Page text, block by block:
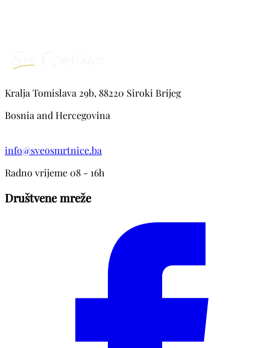
Kralja Tomislava 29b, 88220 Siroki Brijeg
Bosnia and Hercegovina
info@sveosmrtnice.ba
Radno vrijeme 08 - 16h
Društvene mreže